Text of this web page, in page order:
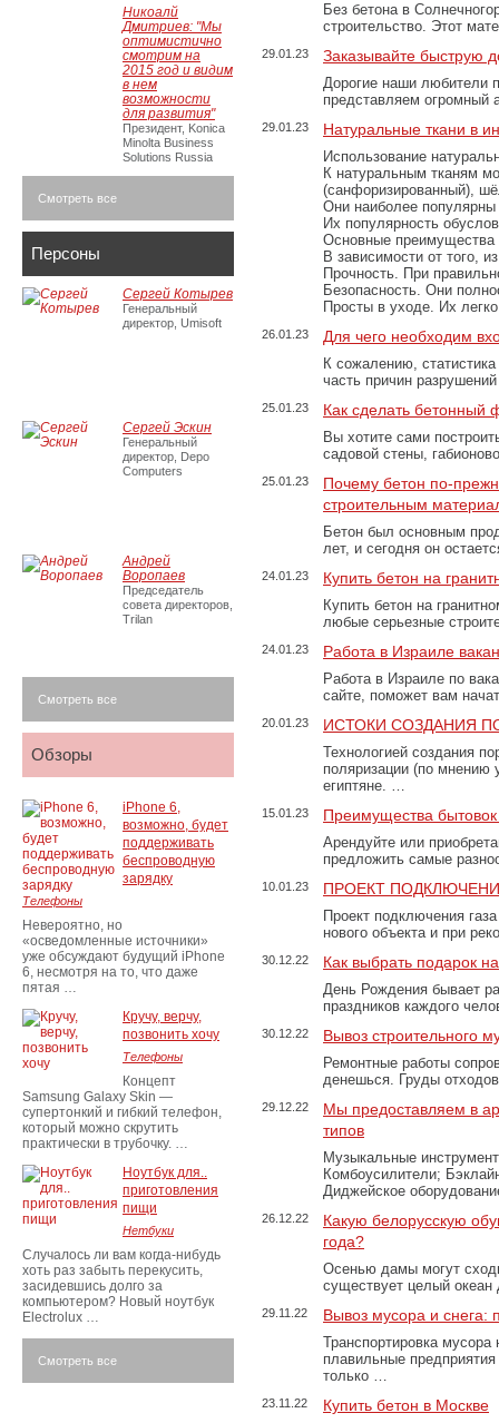
Без бетона в
строительство. Этот
29.01.23 Заказывайте быструю
Дорогие наши любители
представляем огромный
29.01.23 Натуральные ткани в
Использование
К натуральным тканям
(санфоризированный),
Они наиболее популярны
Их популярность
Основные преимущества
В зависимости от того,
Прочность. При
Безопасность. Они
Просты в уходе. Их
26.01.23 Для чего необходим
К сожалению,
часть причин
25.01.23 Как сделать бетонный
Вы хотите сами
садовой стены,
25.01.23
Почему бетон по-
строительным
Бетон был основным
лет, и сегодня он
24.01.23 Купить бетон на
Купить бетон на
любые серьезные
24.01.23 Работа в Израиле
Работа в Израиле по
сайте, поможет вам
20.01.23 ИСТОКИ СОЗДАНИЯ
Технологией создания
поляризации (по
египтяне. …
15.01.23 Преимущества
Арендуйте или
предложить самые
10.01.23 ПРОЕКТ
Проект подключения
нового объекта и при
30.12.22 Как выбрать подарок
День Рождения бывает
праздников каждого
30.12.22 Вывоз строительного
Ремонтные работы
денешься. Груды
29.12.22
Мы предоставляем в
типов
Музыкальные
Комбоусилители;
Диджейское
26.12.22
Какую белорусскую
года?
Осенью дамы могут
существует целый
29.11.22 Вывоз мусора и
Транспортировка
плавильные
только …
23.11.22 Купить бетон в Москве
Никоалй
Дмитриев: "Мы
оптимистично
смотрим на
2015 год и видим
в нем
возможности
для развития"
Президент, Konica
Minolta Business
Solutions Russia
Смотреть все
Персоны
Сергей Котырев
Генеральный
директор, Umisoft
Сергей Эскин
Генеральный
директор, Depo
Computers
Андрей
Воропаев
Председатель
совета директоров,
Trilan
Смотреть все
Обзоры
iPhone 6,
возможно, будет
поддерживать
беспроводную
зарядку
Телефоны
Невероятно, но
«осведомленные источники»
уже обсуждают будущий iPhone
6, несмотря на то, что даже
пятая …
Кручу, верчу,
позвонить хочу
Телефоны
Концепт
Samsung Galaxy Skin —
супертонкий и гибкий телефон,
который можно скрутить
практически в трубочку. …
Ноутбук для..
приготовления
пищи
Нетбуки
Случалось ли вам когда-нибудь
хоть раз забыть перекусить,
засидевшись долго за
компьютером? Новый ноутбук
Electrolux …
Смотреть все